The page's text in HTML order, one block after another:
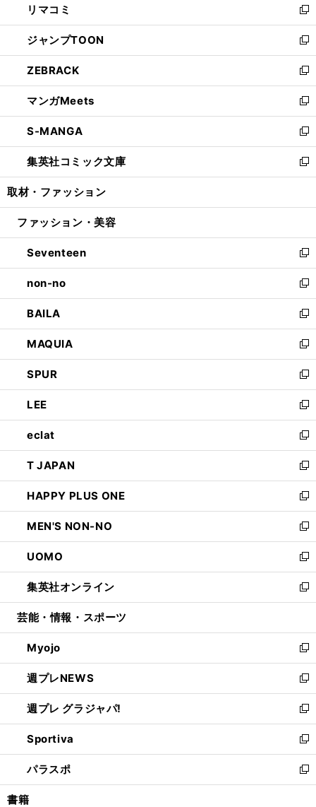
で
開
く
ド
ウ
で
開
く
ィ
ン
ド
ウ
で
開
く
い
ウ
ィ
ン
ド
ウ
で
開
く
リマコミ
新
し
い
ウ
ィ
ン
ド
ウ
で
開
く
ジャンプTOON
新
し
い
ウ
ィ
ン
ド
ウ
で
開
ZEBRACK
新
し
い
ウ
ィ
ン
ド
ウ
開
マンガMeets
新
し
い
ウ
ィ
ン
ウ
開
く
S-MANGA
新
し
い
ウ
ン
ウ
で
開
く
集英社コミック文庫
新
し
ウ
ン
ド
ウ
で
開
く
取材・ファッション
ファッション・美容
Seventeen
新
し
い
ウ
ィ
ン
ド
ウ
で
開
く
non-no
新
し
い
ウ
ィ
ン
ド
ウ
で
開
く
BAILA
新
し
い
ウ
ィ
ン
ド
ウ
で
開
く
MAQUIA
新
し
い
ウ
ィ
ン
ド
ウ
で
開
く
SPUR
新
し
い
ウ
ィ
ン
ド
ウ
で
開
く
LEE
新
し
い
ウ
ィ
ン
ド
ウ
で
開
く
eclat
新
し
い
ウ
ィ
ン
ド
ウ
で
開
く
T JAPAN
新
し
い
ウ
ィ
ン
ド
ウ
で
開
HAPPY PLUS ONE
新
し
い
ウ
ィ
ン
ド
ウ
開
く
MEN'S NON-NO
新
し
い
ウ
ィ
ン
ウ
で
開
く
UOMO
新
し
い
ウ
ン
ド
ウ
で
開
く
集英社オンライン
新
し
ウ
ィ
ン
ド
ウ
で
開
く
芸能・情報・スポーツ
Myojo
新
し
い
ウ
ィ
ン
ド
ウ
で
開
週プレNEWS
新
し
い
ウ
ィ
ン
ド
ウ
週プレ グラジャパ!
新
し
い
ウ
ィ
ン
Sportiva
新
し
い
ウ
パラスポ
新
し
書籍